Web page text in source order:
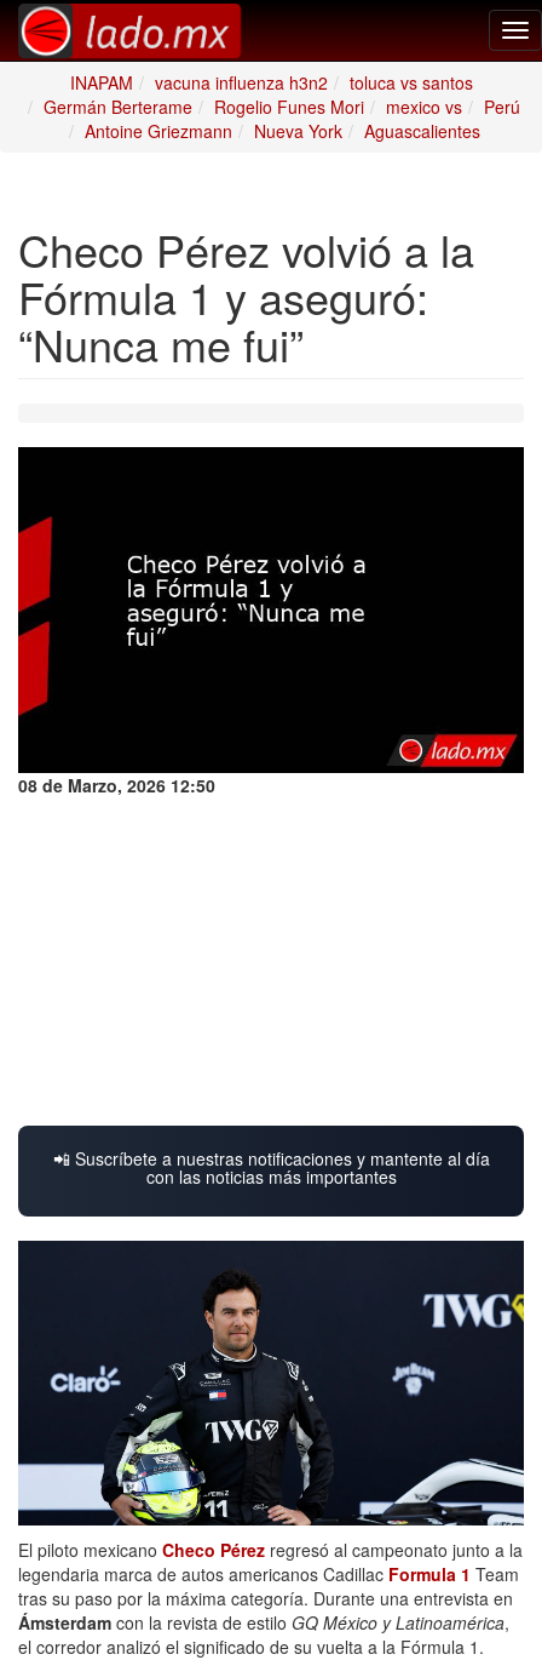
INAPAM
vacuna influenza h3n2
toluca vs santos
Germán Berterame
Rogelio Funes Mori mexico vs
Perú
Antoine Griezmann
Nueva York Aguascalientes
Checo Pérez volvió a la
Fórmula 1 y aseguró:
“Nunca me fui”
08 de Marzo, 2026 12:50
📲 Suscríbete a nuestras notificaciones y mantente al día
con las noticias más importantes
El piloto mexicano Checo Pérez regresó al campeonato junto a la
legendaria marca de autos americanos Cadillac Formula 1 Team
tras su paso por la máxima categoría. Durante una entrevista en
Ámsterdam con la revista de estilo GQ México y Latinoamérica,
el corredor analizó el significado de su vuelta a la Fórmula 1.